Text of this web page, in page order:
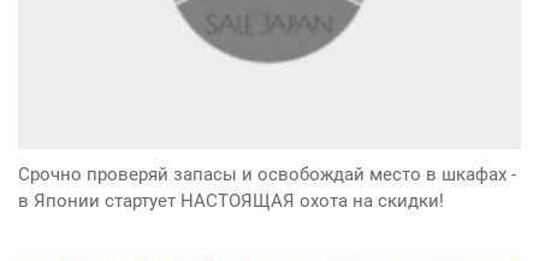
Срочно проверяй запасы и освобождай место в шкафах -
в Японии стартует НАСТОЯЩАЯ охота на скидки!